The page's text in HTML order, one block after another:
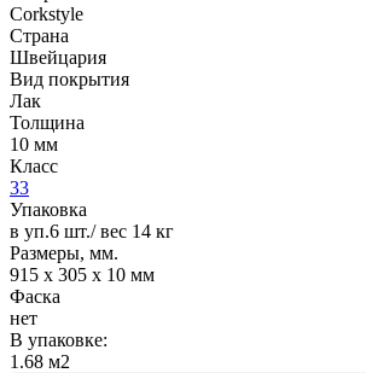
Corkstyle
Страна
Швейцария
Вид покрытия
Лак
Толщина
10 мм
Класс
33
Упаковка
в уп.6 шт./ вес 14 кг
Размеры, мм.
915 х 305 х 10 мм
Фаска
нет
В упаковке:
1.68 м2